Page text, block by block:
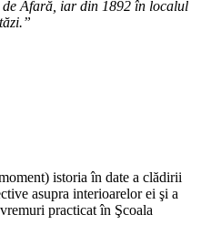
Afară , iar din 1892 în localul
ăzi.”
istoria în date a clădirii
asupra interioarelor ei şi a
practicat în Şcoala